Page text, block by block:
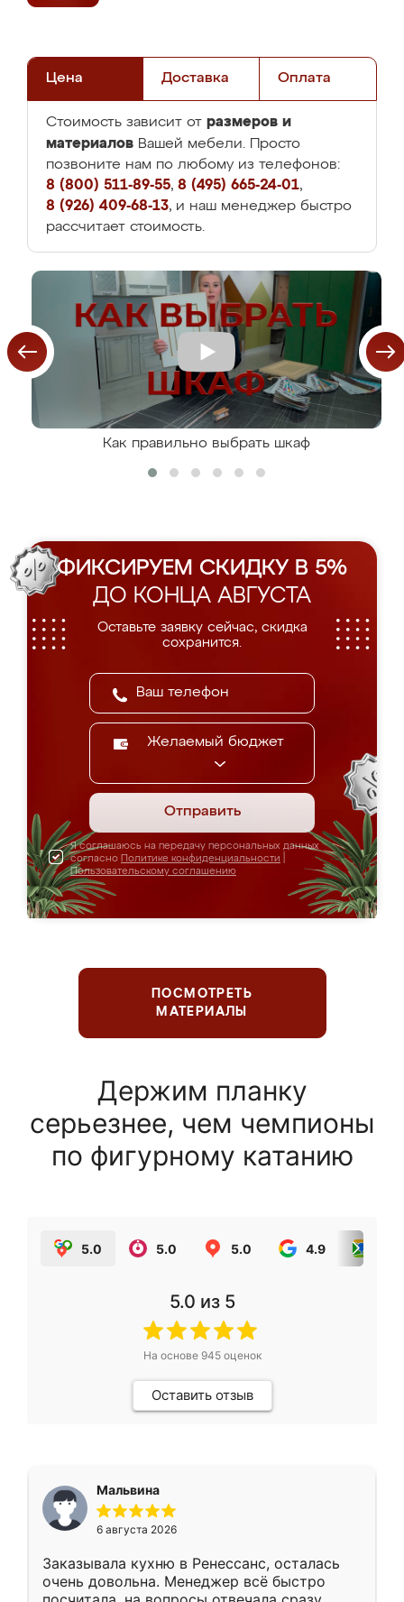
Цена Доставка Оплата
Стоимость зависит от размеров и
материалов Вашей мебели. Просто
позвоните нам по любому из телефонов:
8 (800) 511-89-55, 8 (495) 665-24-01,
8 (926) 409-68-13, и наш менеджер быстро
рассчитает стоимость.
Как правильно выбрать шкаф
ФИКСИРУЕМ СКИДКУ В 5%
ДО КОНЦА АВГУСТА
Оставьте заявку сейчас, скидка
сохранится.
Желаемый бюджет
Отправить
Я соглашаюсь на передачу персональных данных
согласно Политике конфиденциальности
Пользовательскому соглашению
ПОСМОТРЕТЬ
МАТЕРИАЛЫ
Держим планку
серьезнее, чем чемпионы
по фигурному катанию
5.0 5.0 5.0 4.9
5.0 из 5
На основе 945оценок
Оставить отзыв
Мальвина
6 августа 2026
Заказывала кухню в Ренессанс, осталась
очень довольна. Менеджер всё быстро